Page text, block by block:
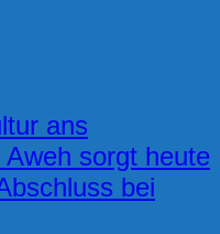
ans
sorgt heute
bei